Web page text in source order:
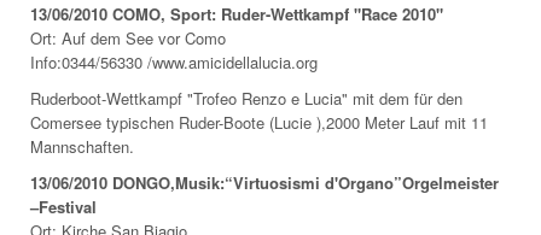
13/06/2010 COMO, Sport: Ruder-Wettkampf "Race 2010"
Ort: Auf dem See vor Como
Info:0344/56330 /www.amicidellalucia.org
Ruderboot-Wettkampf "Trofeo Renzo e Lucia" mit dem für den
Comersee typischen Ruder-Boote (Lucie ),2000 Meter Lauf mit 11
Mannschaften.
13/06/2010 DONGO,Musik:“Virtuosismi d'Organo”Orgelmeister
–Festival